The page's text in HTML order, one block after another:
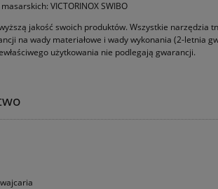
VICTORINOX SWIBO
jakość swoich produktów. Wszystkie narzędzia
na wady materiałowe i wady wykonania (2-letnia
użytkowania nie podlegają gwarancji.